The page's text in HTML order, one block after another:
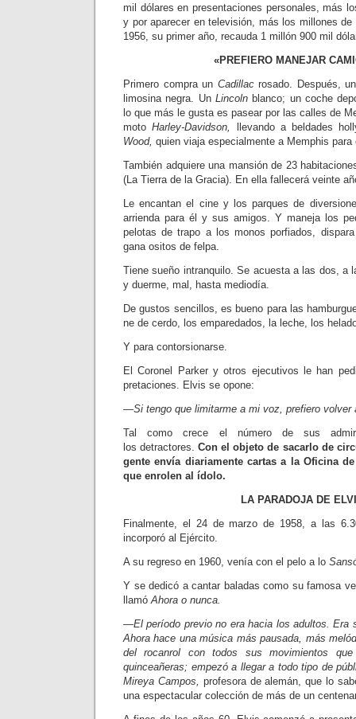
mil dólares en presentaciones per­sonales, más
y por aparecer en televisión, más los millones
1956, su primer año, recauda 1 millón 900 mil
«PREFIERO MANEJAR
Primero compra un Cadillac rosa­do. Después,
limosina negra. Un Lincoln blanco; un coche
lo que más le gusta es pasear por las ca­lles de
motoHarley-Davidson,
llevando a bel­dades
Wood, quien viaja especialmente a Mem­phis
También adquiere una mansión de 23
(La Tierra de la Gracia). En ella fa­llecerá veinte
Le encantan el cine y los parques de
arrien­da para él y sus amigos. Y maneja los
pelotas de tra­po a los monos porfiados,
gana ositos de felpa.
Tiene sueño intranquilo. Se acuesta a las dos, a
y duerme, mal, hasta mediodía.
De gustos sencillos, es bueno para las
ne de cerdo, los emparedados, la leche, los
Y para contorsionarse.
El Coronel Parker y otros ejecuti­vos le han
pretaciones. Elvis se opone:
—Si tengo que limitarme a mi voz, prefiero volver
Tal como crece el número de sus
los detractores.Con el objeto de sacarlo de
gente envía diariamente cartas a la Oficina
que enrolen al ídolo.
LA PARADOJA DE
Finalmente, el 24 de marzo de 1958, a las
incorporó al Ejército.
A su regreso en 1960, venía con el pelo a lo
Y se dedicó a cantar baladas como su famosa
llamóAhora o nunca.
—El período previo no era hacia los adultos. Era
Ahora hace una música más pausada, más
del rocanrol con todos sus movimientos
quinceañeras; em­pezó a llegar a todo tipo de
Mireya Campos, profesora de alemán, que lo
una espectacular co­lección de más de un